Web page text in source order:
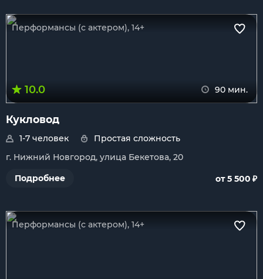
Перформансы (с актером), 14+
10.0 90 мин.
Кукловод
1-7 человек
Простая сложность
г. Нижний Новгород, улица Бекетова, 20
Подробнее
от 5 500 ₽
Перформансы (с актером), 14+